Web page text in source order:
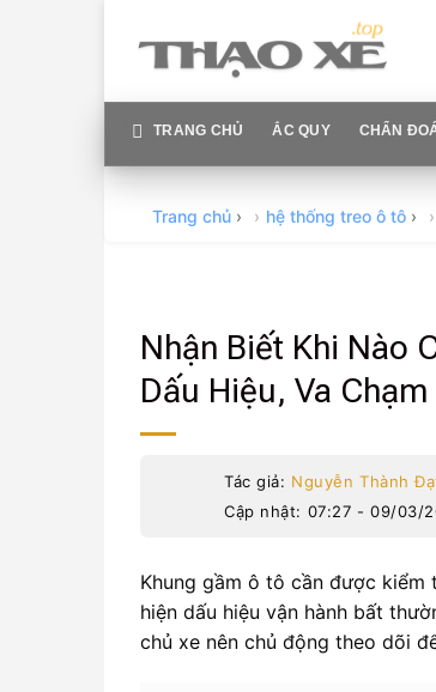
content
TRANG CHỦ ẮC QUY CHẨN
Trang chủ › hệ thống treo ô tô ›
Nhận Biết Khi Nào
Dấu Hiệu, Va
Tác giả: Nguyễn Thành
Cập nhật: 07:27 - 09/03/
Khung gầm ô tô cần được
hiện dấu hiệu vận hành bất
chủ xe nên chủ động theo dõi